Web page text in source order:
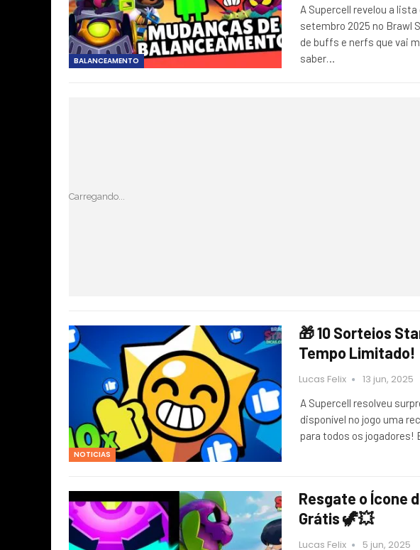
BALANCEAMENTO
A Supercell revelou a
setembro 2025 no Brawl
de buffs e nerfs que vai
saber…
Carregando...
NOTICIAS
🎁 10 Sorteios
Tempo Limitado!
Lucas Felix 13 jun, 2025
A Supercell resolveu
disponível no jogo uma
para todos os jogadores!
Resgate o Ícone
Grátis 🦖💥
Lucas Felix 5 jun, 2025